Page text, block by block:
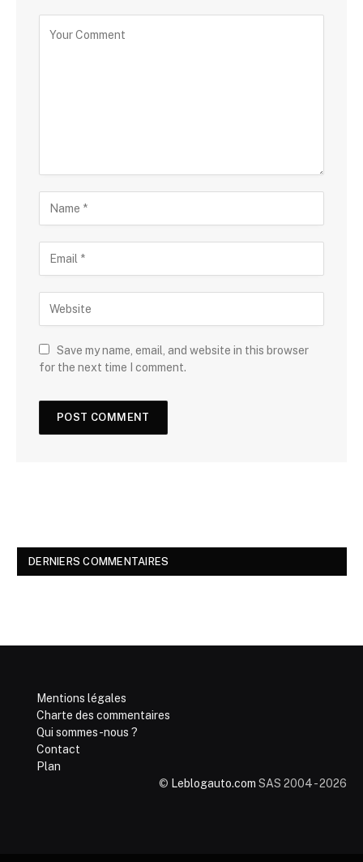
Save my name, email, and website in this browser
for the next time I comment.
DERNIERS COMMENTAIRES
Mentions légales
Charte des commentaires
Qui sommes-nous ?
Contact
Plan
© Leblogauto.com SAS 2004 - 2026